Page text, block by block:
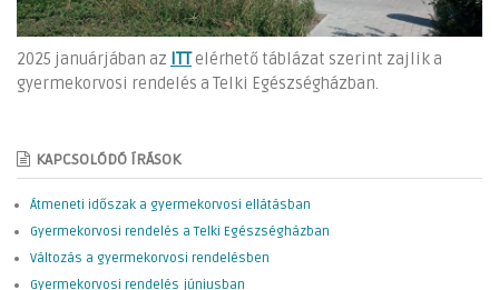
2025 januárjában az ITTelérhető táblázat szerint zajlik a
gyermekorvosi rendelés a Telki Egészségházban.
KAPCSOLÓDÓ ÍRÁSOK
Átmeneti időszak a gyermekorvosi ellátásban
Gyermekorvosi rendelés a Telki Egészségházban
Változás a gyermekorvosi rendelésben
Gyermekorvosi rendelés júniusban